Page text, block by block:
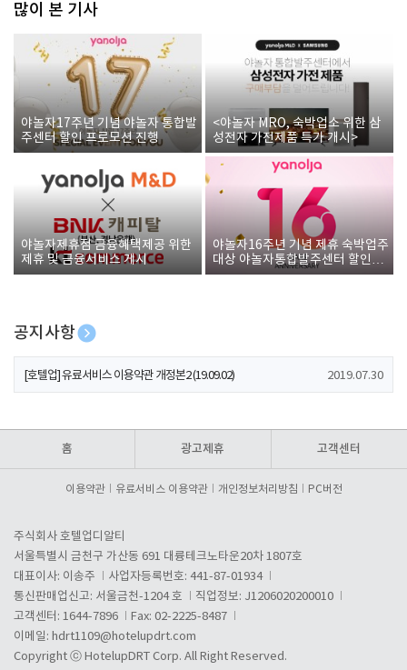
많이 본 기사
야놀자17주년 기념 야놀자 통합발
주센터 할인 프로모션 진행
<야놀자 MRO, 숙박업소 위한 삼
성전자 가전제품 특가 개시>
야놀자제휴점 금융혜택제공 위한
제휴 및 금융서비스 게시
야놀자16주년 기념 제휴 숙박업주
대상 야놀자통합발주센터 할인쿠
폰 증정
공지사항
[호텔업] 개인정보 처리방침 개정본1 (19.09.02)
[호텔업] 유료서비스 이용약관 개정본2 (19.09.02) 2019.07.30
홈 광고제휴 고객센터
이용약관 유료서비스 이용약관 개인정보처리방침 PC버전
주식회사 호텔업디알티
서울특별시 금천구 가산동 691 대륭테크노타운20차 1807호
대표이사: 이송주
사업자등록번호: 441-87-01934
통신판매업신고: 서울금천-1204 호
직업정보: J1206020200010
고객센터: 1644-7896
Fax: 02-2225-8487
이메일: hdrt1109@hotelupdrt.com
Copyright ⓒ HotelupDRT Corp. All Right Reserved.